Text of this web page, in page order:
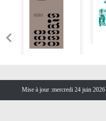
Mise à jour :mercredi 24 juin 2026 |